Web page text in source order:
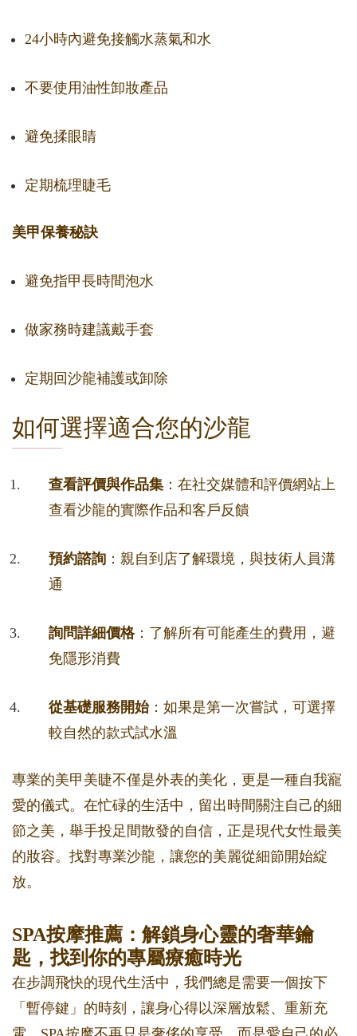
24小時內避免接觸水蒸氣和水
不要使用油性卸妝產品
避免揉眼睛
定期梳理睫毛
美甲保養秘訣
避免指甲長時間泡水
做家務時建議戴手套
定期回沙龍補護或卸除
如何選擇適合您的沙龍
查看評價與作品集 ：在社交媒體和評價網站上
查看沙龍的實際作品和客戶反饋
預約諮詢 ：親自到店了解環境，與技術人員溝
通
詢問詳細價格：了解所有可能產生的費用，避
免隱形消費
從基礎服務開始：如果是第一次嘗試，可選擇
較自然的款式試水溫
專業的美甲美睫不僅是外表的美化，更是一種自我寵
愛的儀式。在忙碌的生活中，留出時間關注自己的細
節之美，舉手投足間散發的自信，正是現代女性最美
的妝容。找對專業沙龍，讓您的美麗從細節開始綻
放。
SPA按摩推薦：解鎖身心靈的奢華鑰
匙，找到你的專屬療癒時光
在步調飛快的現代生活中，我們總是需要一個按下
「暫停鍵」的時刻，讓身心得以深層放鬆、重新充